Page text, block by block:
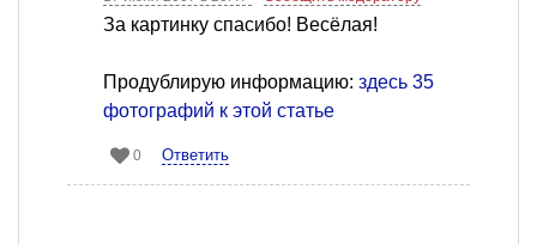
За картинку спасибо! Весёлая!
Продублирую информацию: здесь 35
фотографий к этой статье
0 Ответить